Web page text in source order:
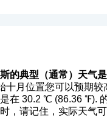
的典型（通常）天气
十月位置您可以预期
在 30.2 ℃ (86.36 ℉).
，请记住，实际天气